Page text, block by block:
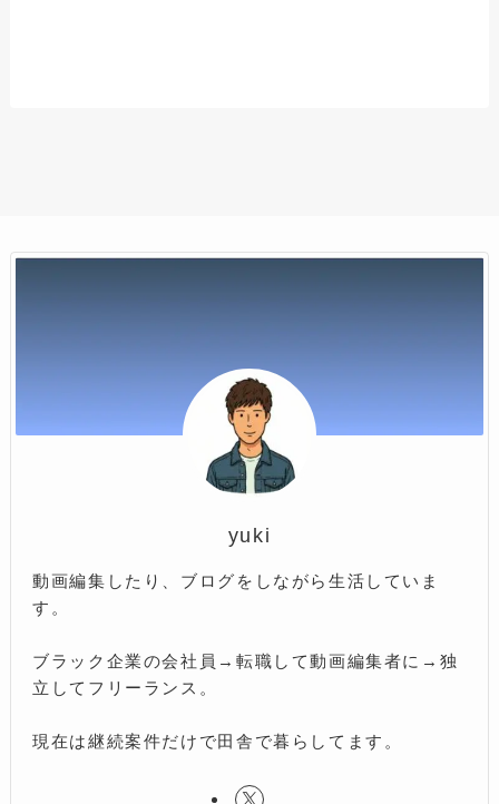
yuki
動画編集したり、ブログをしながら生活していま
す。
ブラック企業の会社員→転職して動画編集者に→独
立してフリーランス。
現在は継続案件だけで田舎で暮らしてます。